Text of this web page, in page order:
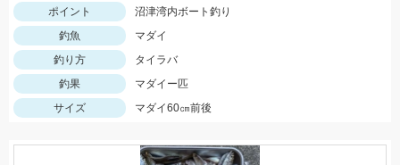
ポイント
沼津湾内ボート釣り
釣魚
マダイ
釣り方
タイラバ
釣果
マダイー匹
サイズ
マダイ60㎝前後